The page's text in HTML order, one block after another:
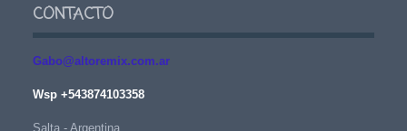
CONTACTO
Gabo@altoremix.com.ar
Wsp +543874103358
Salta - Argentina